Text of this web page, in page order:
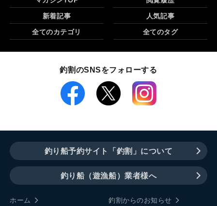
新着記事 人気記事
全てのカテゴリ 全てのタグ
釣割のSNSをフォローする
釣り船予約サイト「釣割」について
釣り船（遊漁船）業者様へ
ホーム
釣割からのお知らせ